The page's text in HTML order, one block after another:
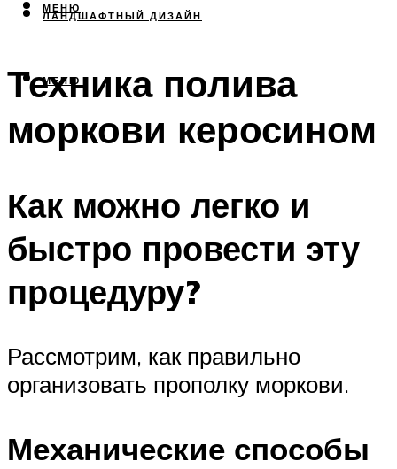
ЛАНДШАФТНЫЙ ДИЗАЙН
МЕНЮ
МЕНЮ
Техника полива
моркови керосином
Как можно легко и
быстро провести эту
процедуру?
Рассмотрим, как правильно
организовать прополку моркови.
Механические способы